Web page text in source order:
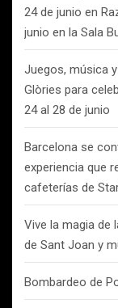
24 de junio en
junio en la Sala
Juegos, música
Glòries para
24 al 28 de junio
Barcelona se
experiencia que
cafeterías de
Vive la magia de
de Sant Joan y
Bombardeo de